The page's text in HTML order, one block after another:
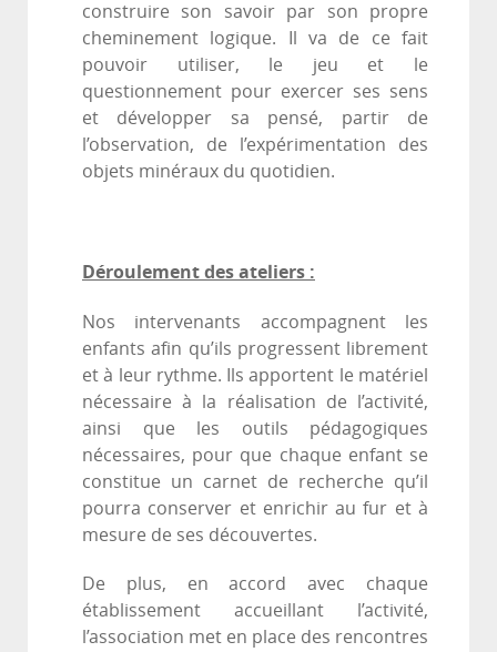
construire son savoir par son propre
cheminement logique. Il va de ce fait
pouvoir utiliser, le jeu et le
questionnement pour exercer ses sens
et développer sa pensé, partir de
l’observation, de l’expérimentation des
objets minéraux du quotidien.
Déroulement des ateliers :
Nos intervenants accompagnent les
enfants afin qu’ils progressent librement
et à leur rythme. Ils apportent le matériel
nécessaire à la réalisation de l’activité,
ainsi que les outils pédagogiques
nécessaires, pour que chaque enfant se
constitue un carnet de recherche qu’il
pourra conserver et enrichir au fur et à
mesure de ses découvertes.
De plus, en accord avec chaque
établissement accueillant l’activité,
l’association met en place des rencontres